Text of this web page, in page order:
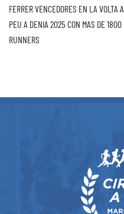
FERRER VENCEDORES EN LA VOLTA A
PEU A DENIA 2025 CON MAS DE 1800
RUNNERS